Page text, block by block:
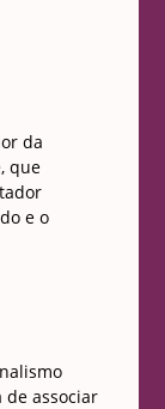
da
que
e o
associar